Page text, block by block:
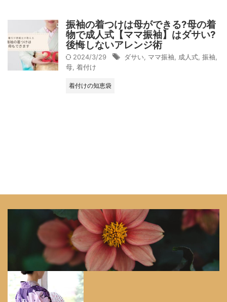
振袖の着つけは母ができる?母の着
物で成人式【ママ振袖】はダサい?
後悔しないアレンジ術
2024/3/29 ダサい ママ振袖 成人式 振袖
母 着付け
着付けの知恵袋